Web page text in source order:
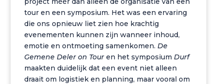
tour en een symposium. Het was een ervaring
die ons opnieuw liet zien hoe krachtig
evenementen kunnen zijn wanneer inhoud,
emotie en ontmoeting samenkomen. De
Gemene Deler on Touren het symposium Durf
maakten duidelijk dat een event niet alleen
draait om logistiek en planning, maar vooral om